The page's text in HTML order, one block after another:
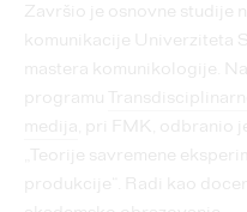
Završio je osnovne studije
komunikacije Univerziteta
mastera komunikologije.
programu
medija , pri FMK, odbranio
„Teorije savremene
produkcije“. Radi kao